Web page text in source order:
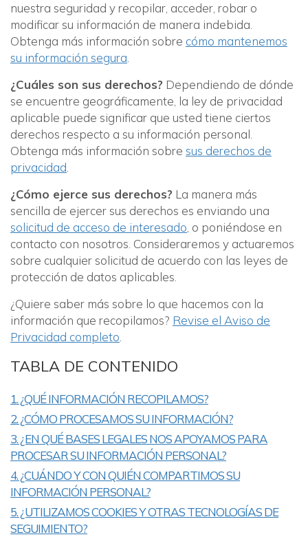
nuestra seguridad y recopilar, acceder, robar o
modificar su información de manera indebida.
Obtenga más información sobre cómo mantenemos
su información segura.
¿Cuáles son sus derechos? Dependiendo de dónde
se encuentre geográficamente, la ley de privacidad
aplicable puede significar que usted tiene ciertos
derechos respecto a su información personal.
Obtenga más información sobre sus derechos de
privacidad.
¿Cómo ejerce sus derechos? La manera más
sencilla de ejercer sus derechos es enviando una
solicitud de acceso de interesado, o poniéndose en
contacto con nosotros. Consideraremos y actuaremos
sobre cualquier solicitud de acuerdo con las leyes de
protección de datos aplicables.
¿Quiere saber más sobre lo que hacemos con la
información que recopilamos? Revise el Aviso de
Privacidad completo.
TABLA DE CONTENIDO
1. ¿QUÉ INFORMACIÓN RECOPILAMOS?
2. ¿CÓMO PROCESAMOS SU INFORMACIÓN?
3. ¿EN QUÉ BASES LEGALES NOS APOYAMOS PARA
PROCESAR SU INFORMACIÓN PERSONAL?
4. ¿CUÁNDO Y CON QUIÉN COMPARTIMOS SU
INFORMACIÓN PERSONAL?
5. ¿UTILIZAMOS COOKIES Y OTRAS TECNOLOGÍAS DE
SEGUIMIENTO?